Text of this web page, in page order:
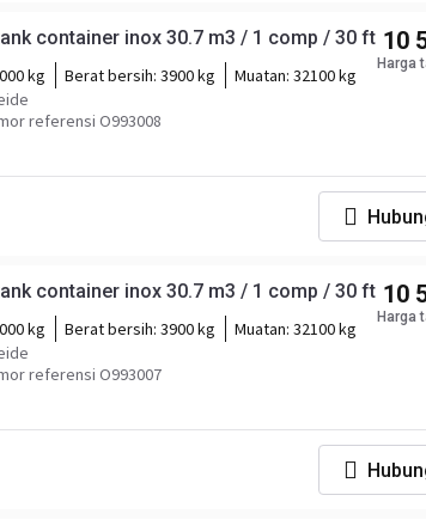
container inox 30.7 m3 / 1 comp / 30 ft
kg Berat bersih: 3900 kg Muatan: 32100 kg
referensi O993008
10
Harga
container inox 30.7 m3 / 1 comp / 30 ft
kg Berat bersih: 3900 kg Muatan: 32100 kg
referensi O993007
10
Harga